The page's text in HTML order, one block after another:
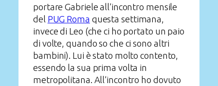
portare Gabriele all’incontro mensile
del PUG Roma questa settimana,
invece di Leo (che ci ho portato un paio
di volte, quando so che ci sono altri
bambini). Lui è stato molto contento,
essendo la sua prima volta in
metropolitana. All’incontro ho dovuto